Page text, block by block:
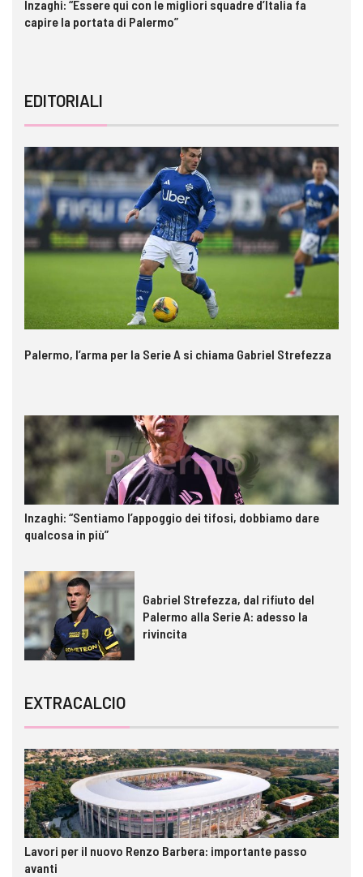
Inzaghi: “Essere qui con le migliori squadre d’Italia fa
capire la portata di Palermo”
EDITORIALI
Palermo, l’arma per la Serie A si chiama Gabriel Strefezza
Inzaghi: “Sentiamo l’appoggio dei tifosi, dobbiamo dare
qualcosa in più”
Gabriel Strefezza, dal rifiuto del
Palermo alla Serie A: adesso la
rivincita
EXTRACALCIO
Lavori per il nuovo Renzo Barbera: importante passo
avanti